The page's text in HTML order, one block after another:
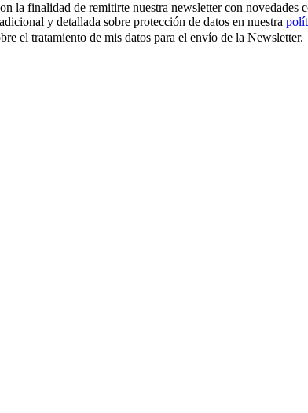
finalidad de remitirte nuestra newsletter con novedades
y detallada sobre protección de datos en nuestra
el tratamiento de mis datos para el envío de la Newsletter.